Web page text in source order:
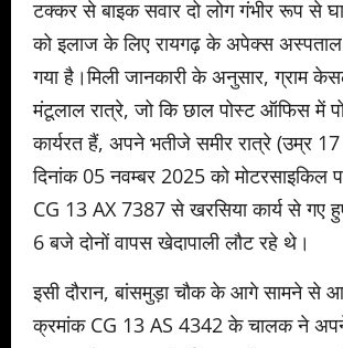
टक्कर से बाइक सवार दो लोग गंभीर रूप से
को इलाज के लिए रायगढ़ के अपेक्स अस्पताल
गया है।मिली जानकारी के अनुसार, ग्राम
मंटूलाल रात्रे, जो कि छाल पोस्ट ऑफिस में
कार्यरत हैं, अपने भतीजे समीर रात्रे (उम्र
दिनांक 05 नवम्बर 2025 को मोटरसाइकिल
CG 13 AX 7387 से खरसिया कार्य से गए
6 बजे दोनों वापस खेदापाली लौट रहे थे।
इसी दौरान, बांसमुड़ा चौक के आगे सामने से आ
क्रमांक CG 13 AS 4342 के चालक ने